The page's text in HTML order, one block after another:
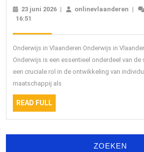
23 juni 2026 23
| onlinevlaanderen |
16:51
Onderwijs in Vlaanderen Onderwijs in
Onderwijs is een essentieel onderdeel van de
een cruciale rol in de ontwikkeling van
maatschappij als
READ FULL
FULL
ZOEKEN